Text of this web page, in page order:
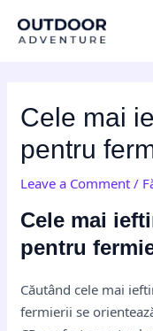
Cele mai
pentru
Leave a Comment /
Cele mai
pentru
Căutând cele mai
fermierii se
navigation